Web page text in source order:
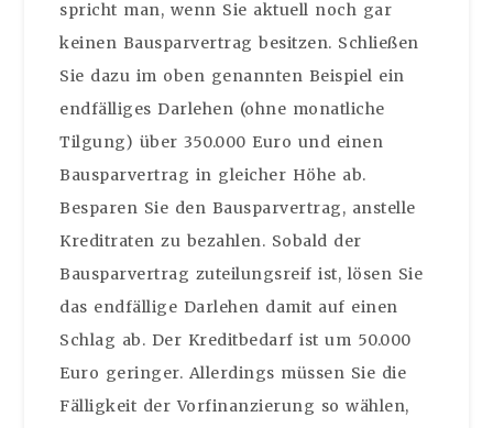
spricht man, wenn Sie aktuell noch gar
keinen Bausparvertrag besitzen. Schließen
Sie dazu im oben genannten Beispiel ein
endfälliges Darlehen (ohne monatliche
Tilgung) über 350.000 Euro und einen
Bausparvertrag in gleicher Höhe ab.
Besparen Sie den Bausparvertrag, anstelle
Kreditraten zu bezahlen. Sobald der
Bausparvertrag zuteilungsreif ist, lösen Sie
das endfällige Darlehen damit auf einen
Schlag ab. Der Kreditbedarf ist um 50.000
Euro geringer. Allerdings müssen Sie die
Fälligkeit der Vorfinanzierung so wählen,